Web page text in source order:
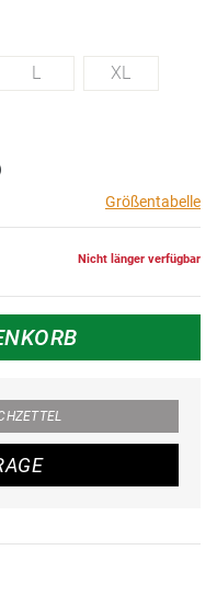
L XL
Größentabelle
Nicht länger verfügbar